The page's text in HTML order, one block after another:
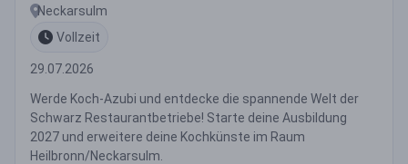
Neckarsulm
Vollzeit
29.07.2026
Werde Koch-Azubi und entdecke die spannende Welt der
Schwarz Restaurantbetriebe! Starte deine Ausbildung
2027 und erweitere deine Kochkünste im Raum
Heilbronn/Neckarsulm.